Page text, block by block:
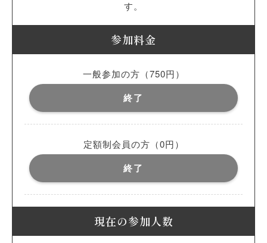
す。
参加料金
一般参加の方（750円）
終了
定額制会員の方（0円）
終了
現在の参加人数